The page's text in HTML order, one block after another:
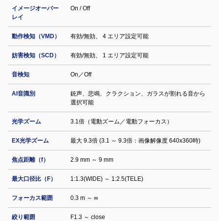
イメージオーバー
レイ
On / Off
動作検知（VMD） 有効/無効、 4 エリア設定可能
妨害検知（SCD） 有効/無効、 1 エリア設定可能
音検知 On／Off
AI音識別
銃声、悲鳴、クラクション、ガラスが割れる音から
選択可能
光学ズーム 3.1倍（電動ズーム／電動フォーカス）
EX光学ズーム 最大 9.3倍 (3.1 ～ 9.3倍：画像解像度 640x360時)
焦点距離（f） 2.9 mm ～ 9 mm
最大口径比（F） 1:1.3(WIDE) ～ 1:2.5(TELE)
フォーカス範囲 0.3 m ～ ∞
絞り範囲 F1.3 ～ close